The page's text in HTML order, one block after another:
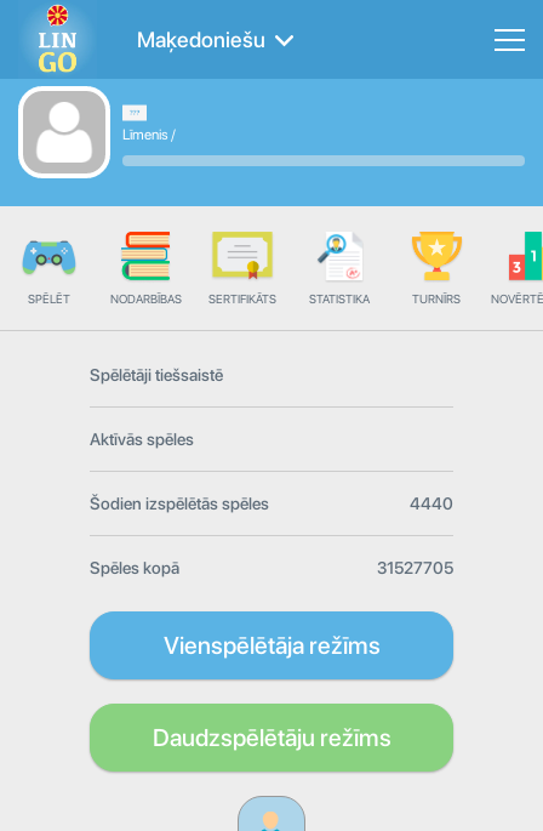
Maķedoniešu
Līmenis /
SPĒLĒT NODARBĪBAS SERTIFIKĀTS STATISTIKA TURNĪRS
Spēlētāji tiešsaistē
Aktīvās spēles
Šodien izspēlētās spēles 4440
Spēles kopā 31527705
Vienspēlētāja režīms
Daudzspēlētāju režīms